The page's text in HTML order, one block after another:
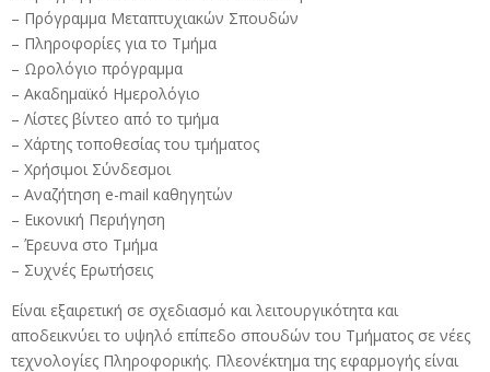
– Πρόγραμμα Μεταπτυχιακών Σπουδών
– Πληροφορίες για το Τμήμα
– Ωρολόγιο πρόγραμμα
– Ακαδημαϊκό Ημερολόγιο
– Λίστες βίντεο από το τμήμα
– Χάρτης τοποθεσίας του τμήματος
– Χρήσιμοι Σύνδεσμοι
– Αναζήτηση e-mail καθηγητών
– Εικονική Περιήγηση
– Έρευνα στο Τμήμα
– Συχνές Ερωτήσεις
Είναι εξαιρετική σε σχεδιασμό και λειτουργικότητα και
αποδεικνύει το υψηλό επίπεδο σπουδών του Τμήματος σε νέες
τεχνολογίες Πληροφορικής. Πλεονέκτημα της εφαρμογής είναι